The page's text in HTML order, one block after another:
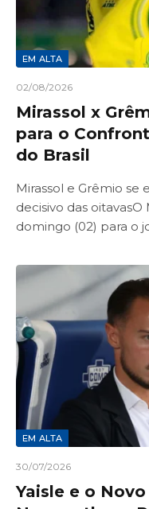
EM ALTA
02/08/2026
Mirassol x
para o
do Brasil
Mirassol e Grêmio
decisivo das
domingo (02) para o
EM ALTA
30/07/2026
Yaisle e o